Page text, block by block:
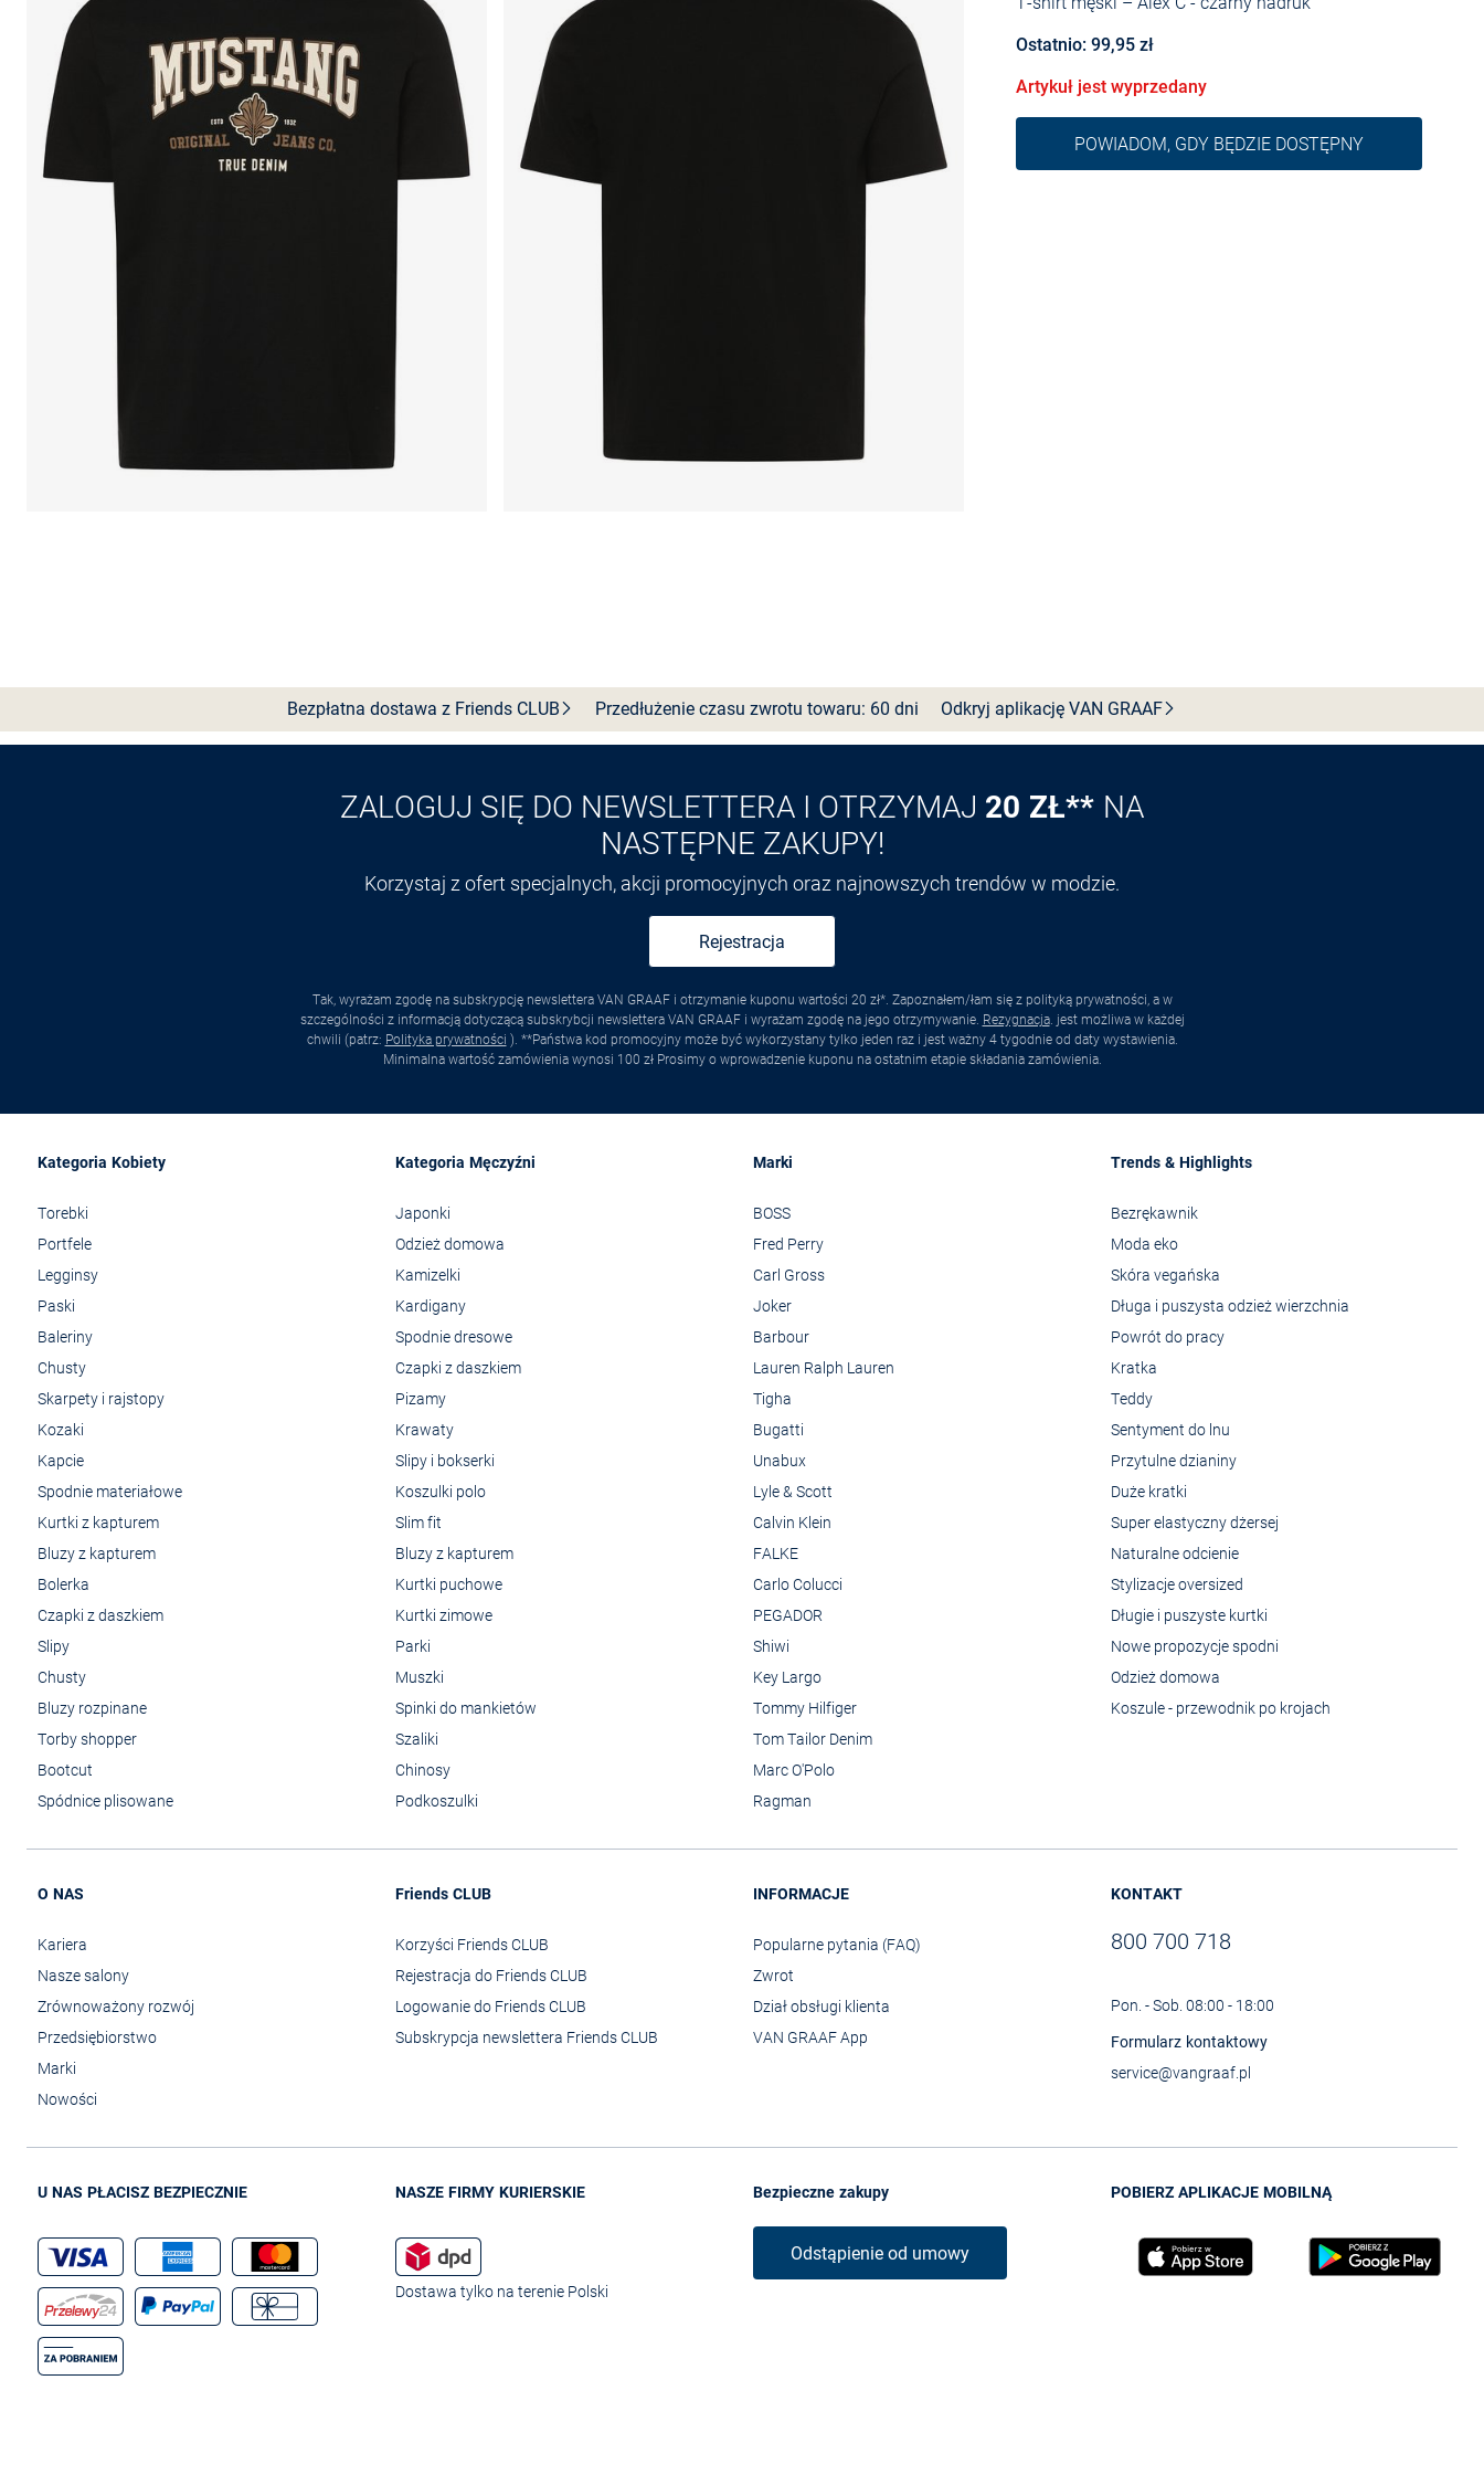
Ostatnio: 99,95 zł
Artykuł jest wyprzedany
POWIADOM, GDY BĘDZIE DOSTĘPNY
Bezpłatna dostawa z FriendsCLUB Przedłużenie czasu zwrotu towaru: 60 dni Odkryj aplikację VAN GRAAF
ZALOGUJ SIĘ DO NEWSLETTERA I OTRZYMAJ 20 ZŁ** NA
NASTĘPNE ZAKUPY!
Korzystaj z ofert specjalnych, akcji promocyjnych oraz najnowszych trendów w modzie.
Rejestracja
Tak, wyrażam zgodę na subskrypcję newslettera VAN GRAAF i otrzymanie kuponu wartości 20 zł*. Zapoznałem/łam się z polityką prywatności, a w
szczególności z informacją dotyczącą subskrybcji newslettera VAN GRAAF i wyrażam zgodę na jego otrzymywanie. Rezygnacja. jest możliwa w każdej
chwili (patrz: Polityka prywatności ). **Państwa kod promocyjny może być wykorzystany tylko jeden raz i jest ważny 4 tygodnie od daty wystawienia.
Minimalna wartość zamówienia wynosi 100 zł Prosimy o wprowadzenie kuponu na ostatnim etapie składania zamówienia.
Kategoria Kobiety
Torebki
Portfele
Legginsy
Paski
Baleriny
Chusty
Skarpety i rajstopy
Kozaki
Kapcie
Spodnie materiałowe
Kurtki z kapturem
Bluzy z kapturem
Bolerka
Czapki z daszkiem
Slipy
Chusty
Bluzy rozpinane
Torby shopper
Bootcut
Spódnice plisowane
Kategoria Męczyźni
Japonki
Odzież domowa
Kamizelki
Kardigany
Spodnie dresowe
Czapki z daszkiem
Pizamy
Krawaty
Slipy i bokserki
Koszulki polo
Slim fit
Bluzy z kapturem
Kurtki puchowe
Kurtki zimowe
Parki
Muszki
Spinki do mankietów
Szaliki
Chinosy
Podkoszulki
Marki
BOSS
Fred Perry
Carl Gross
Joker
Barbour
Lauren Ralph Lauren
Tigha
Bugatti
Unabux
Lyle & Scott
Calvin Klein
FALKE
Carlo Colucci
PEGADOR
Shiwi
Key Largo
Tommy Hilfiger
Tom Tailor Denim
Marc O'Polo
Ragman
Trends & Highlights
Bezrękawnik
Moda eko
Skóra vegańska
Długa i puszysta odzież wierzchnia
Powrót do pracy
Kratka
Teddy
Sentyment do lnu
Przytulne dzianiny
Duże kratki
Super elastyczny dżersej
Naturalne odcienie
Stylizacje oversized
Długie i puszyste kurtki
Nowe propozycje spodni
Odzież domowa
Koszule - przewodnik po krojach
O NAS
Kariera
Nasze salony
Zrównoważony rozwój
Przedsiębiorstwo
Marki
Nowości
Friends CLUB
Korzyści Friends CLUB
Rejestracja do Friends CLUB
Logowanie do Friends CLUB
Subskrypcja newslettera Friends CLUB
INFORMACJE
Popularne pytania (FAQ)
Zwrot
Dział obsługi klienta
VAN GRAAF App
KONTAKT
800 700 718
Pon. - Sob. 08:00 - 18:00
Formularz kontaktowy
service@vangraaf.pl
U NAS PŁACISZ BEZPIECZNIE NASZE FIRMY KURIERSKIE
Dostawa tylko na terenie Polski
Bezpieczne zakupy
Odstąpienie od umowy
POBIERZ APLIKACJE MOBILNĄ